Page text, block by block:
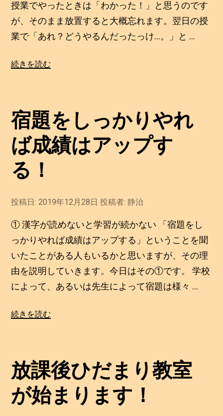
ッ
プ
す
④”
月
日
授業でやったときは「わかった！」と思うのです
が、そのまま放置すると大概忘れます。翌日の授
業で「あれ？どうやるんだったっけ…。」と …
“宿
っ
り
や
れ
成
は
ア
ッ
プ
す
③”
続きを読む
宿題をしっかりやれ
ば成績はアップす
る！
投稿日:2019年12月28日 2
1
9
年
2
2
8
日
投稿者:静治
① 漢字が読めないと学習が続かない 「宿題をし
っかりやれば成績はアップする」ということを聞
いたことがある人もいるかと思いますが、その理
由を説明していきます。今日はその①です。 学校
によって、あるいは先生によって宿題は様々 …
“宿
っ
り
続きを読む
放課後ひだまり教室
が始まります！